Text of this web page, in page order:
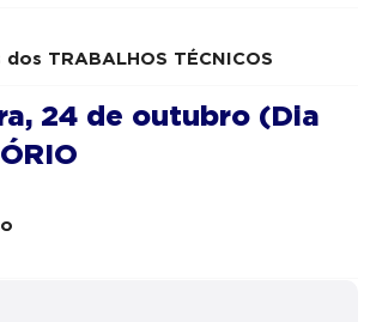
TRABALHOS TÉCNICOS
24 de outubro (Dia